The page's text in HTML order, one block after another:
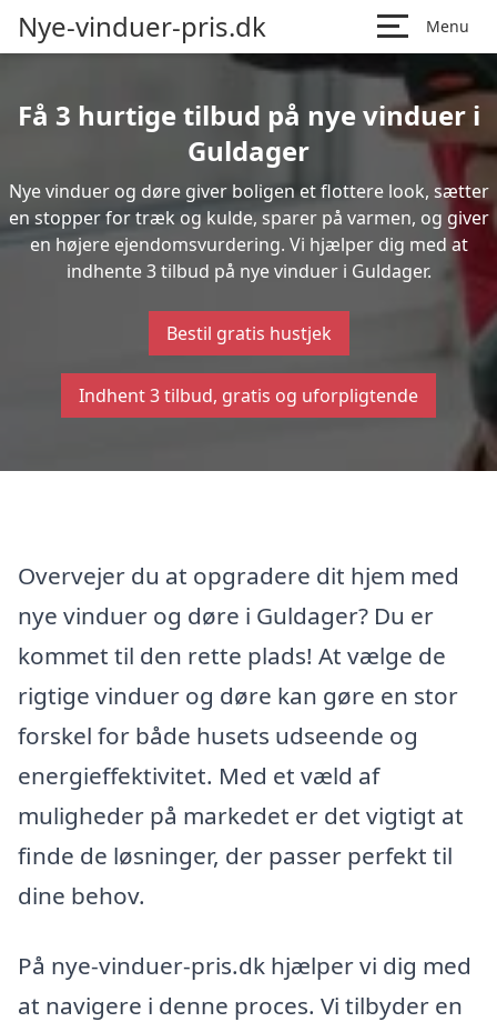
Nye-vinduer-pris.dk Menu
Få 3 hurtige tilbud på nye vinduer i
Guldager
Nye vinduer og døre giver boligen et flottere look, sætter
en stopper for træk og kulde, sparer på varmen, og giver
en højere ejendomsvurdering. Vi hjælper dig med at
indhente 3 tilbud på nye vinduer i Guldager.
Bestil gratis hustjek
Indhent 3 tilbud, gratis og uforpligtende
Overvejer du at opgradere dit hjem med
nye vinduer og døre i Guldager? Du er
kommet til den rette plads! At vælge de
rigtige vinduer og døre kan gøre en stor
forskel for både husets udseende og
energieffektivitet. Med et væld af
muligheder på markedet er det vigtigt at
finde de løsninger, der passer perfekt til
dine behov.
På nye-vinduer-pris.dk hjælper vi dig med
at navigere i denne proces. Vi tilbyder en